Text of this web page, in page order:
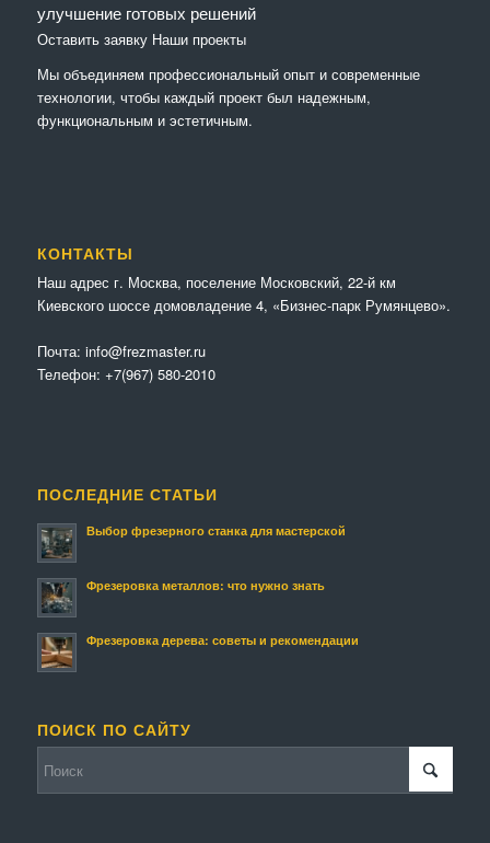
улучшение готовых решений
Оставить заявку Наши проекты
Мы объединяем профессиональный опыт и современные
технологии, чтобы каждый проект был надежным,
функциональным и эстетичным.
КОНТАКТЫ
Наш адрес г. Москва, поселение Московский, 22-й км
Киевского шоссе домовладение 4, «Бизнес-парк Румянцево».
Почта: info@frezmaster.ru
Телефон: +7(967) 580-2010
ПОСЛЕДНИЕ СТАТЬИ
Выбор фрезерного станка для мастерской
Фрезеровка металлов: что нужно знать
Фрезеровка дерева: советы и рекомендации
ПОИСК ПО САЙТУ